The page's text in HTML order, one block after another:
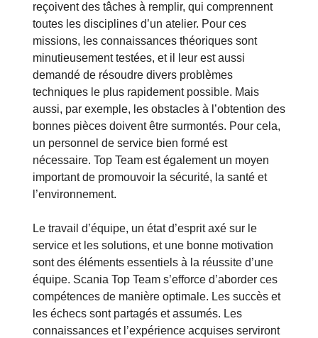
reçoivent des tâches à remplir, qui comprennent
toutes les disciplines d’un atelier. Pour ces
missions, les connaissances théoriques sont
minutieusement testées, et il leur est aussi
demandé de résoudre divers problèmes
techniques le plus rapidement possible. Mais
aussi, par exemple, les obstacles à l’obtention des
bonnes pièces doivent être surmontés. Pour cela,
un personnel de service bien formé est
nécessaire. Top Team est également un moyen
important de promouvoir la sécurité, la santé et
l’environnement.
Le travail d’équipe, un état d’esprit axé sur le
service et les solutions, et une bonne motivation
sont des éléments essentiels à la réussite d’une
équipe. Scania Top Team s’efforce d’aborder ces
compétences de manière optimale. Les succès et
les échecs sont partagés et assumés. Les
connaissances et l’expérience acquises serviront